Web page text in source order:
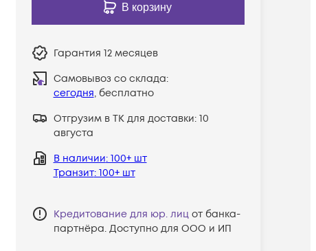
В корзину
Гарантия 12 месяцев
Самовывоз со склада:
сегодня, бесплатно
Отгрузим в ТК для доставки: 10
августа
В наличии: 100+ шт
Транзит: 100+ шт
Кредитование для юр. лиц от банка-
партнёра. Доступно для ООО и ИП